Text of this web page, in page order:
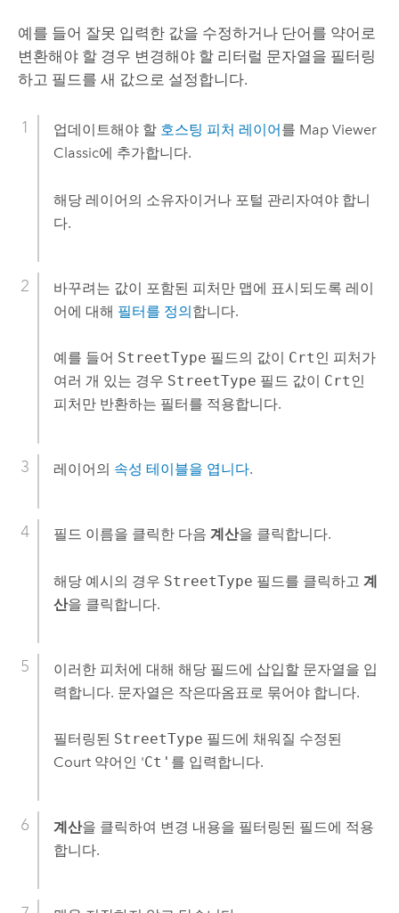
예를 들어 잘못 입력한 값을 수정하거나 단어를 약어로
변환해야 할 경우 변경해야 할 리터럴 문자열을 필터링
하고 필드를 새 값으로 설정합니다.
업데이트해야 할 호스팅 피처 레이어 를 Map Viewer
Classic에 추가합니다.
해당 레이어의 소유자이거나 포털 관리자여야 합니
다.
바꾸려는 값이 포함된 피처만 맵에 표시되도록 레이
어에 대해 필터를 정의합니다.
예를 들어 StreetType 필드의 값이 Crt인 피처가
여러 개 있는 경우 StreetType 필드 값이 Crt인
피처만 반환하는 필터를 적용합니다.
레이어의 속성 테이블을 엽니다.
필드 이름을 클릭한 다음 계산을 클릭합니다.
해당 예시의 경우 StreetType 필드를 클릭하고 계
산을 클릭합니다.
이러한 피처에 대해 해당 필드에 삽입할 문자열을 입
력합니다. 문자열은 작은따옴표로 묶어야 합니다.
필터링된 StreetType 필드에 채워질 수정된
Court 약어인 'Ct' 를 입력합니다.
계산을 클릭하여 변경 내용을 필터링된 필드에 적용
합니다.